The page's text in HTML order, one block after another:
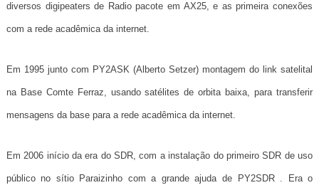
diversos digipeaters de Radio pacote em AX25, e as primeira conexões
com a rede acadêmica da internet.
Em 1995 junto com PY2ASK (Alberto Setzer) montagem do link satelital
na Base Comte Ferraz, usando satélites de orbita baixa, para transferir
mensagens da base para a rede acadêmica da internet.
Em 2006 início da era do SDR, com a instalação do primeiro SDR de uso
público no sítio Paraizinho com a grande ajuda de PY2SDR . Era o